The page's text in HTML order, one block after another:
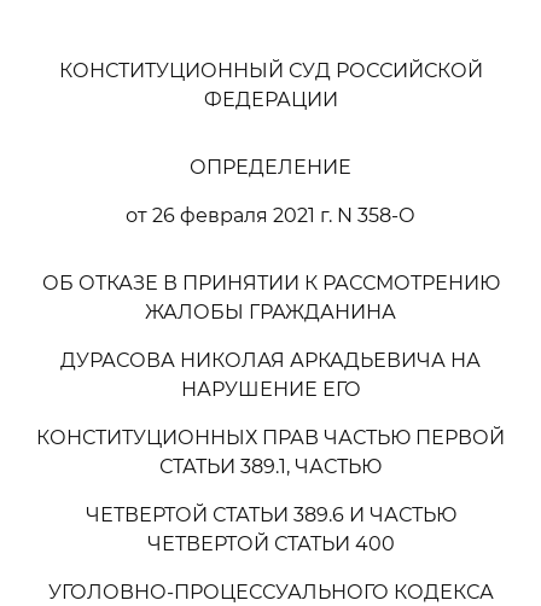
КОНСТИТУЦИОННЫЙ СУД РОССИЙСКОЙ
ФЕДЕРАЦИИ
ОПРЕДЕЛЕНИЕ
от 26 февраля 2021 г. N 358-О
ОБ ОТКАЗЕ В ПРИНЯТИИ К РАССМОТРЕНИЮ
ЖАЛОБЫ ГРАЖДАНИНА
ДУРАСОВА НИКОЛАЯ АРКАДЬЕВИЧА НА
НАРУШЕНИЕ ЕГО
КОНСТИТУЦИОННЫХ ПРАВ ЧАСТЬЮ ПЕРВОЙ
СТАТЬИ 389.1, ЧАСТЬЮ
ЧЕТВЕРТОЙ СТАТЬИ 389.6 И ЧАСТЬЮ
ЧЕТВЕРТОЙ СТАТЬИ 400
УГОЛОВНО-ПРОЦЕССУАЛЬНОГО КОДЕКСА